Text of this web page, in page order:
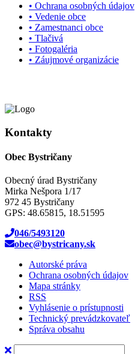
• Ochrana osobných údajov
• Vedenie obce
• Zamestnanci obce
• Tlačivá
• Fotogaléria
• Záujmové organizácie
Kontakty
Obec Bystričany
Obecný úrad Bystričany
Mirka Nešpora 1/17
972 45 Bystričany
GPS: 48.65815, 18.51595
046/5493120
obec@bystricany.sk
Autorské práva
Ochrana osobných údajov
Mapa stránky
RSS
Vyhlásenie o prístupnosti
Technický prevádzkovateľ
Správa obsahu